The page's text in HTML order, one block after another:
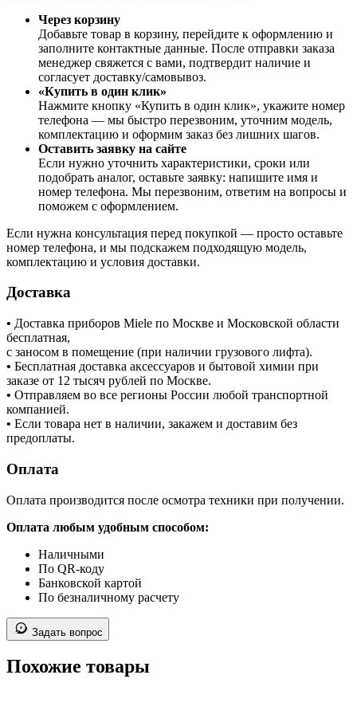
Через корзину
Добавьте товар в корзину, перейдите к оформлению и
заполните контактные данные. После отправки заказа
менеджер свяжется с вами, подтвердит наличие и
согласует доставку/самовывоз.
«Купить в один клик»
Нажмите кнопку «Купить в один клик», укажите номер
телефона — мы быстро перезвоним, уточним модель,
комплектацию и оформим заказ без лишних шагов.
Оставить заявку на сайте
Если нужно уточнить характеристики, сроки или
подобрать аналог, оставьте заявку: напишите имя и
номер телефона. Мы перезвоним, ответим на вопросы и
поможем с оформлением.
Если нужна консультация перед покупкой — просто оставьте
номер телефона, и мы подскажем подходящую модель,
комплектацию и условия доставки.
Доставка
• Доставка приборов Miele по Москве и Московской области
бесплатная,
с заносом в помещение (при наличии грузового лифта).
• Бесплатная доставка аксессуаров и бытовой химии при
заказе от 12 тысяч рублей по Москве.
• Отправляем во все регионы России любой транспортной
компанией.
• Если товара нет в наличии, закажем и доставим без
предоплаты.
Оплата
Оплата производится после осмотра техники при получении.
Оплата любым удобным способом:
Наличными
По QR-коду
Банковской картой
По безналичному расчету
Задать вопрос
Похожие товары